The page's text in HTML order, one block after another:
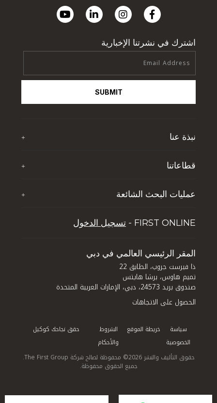
اشترك في نشرتنا الإخبارية
SUBMIT
نبذة عنا +
آخر الأخبار
الوظائف
قطاعاتنا +
تي إف جي جلوبال سوليوشنز
إدارة الأصول
عمليات البحث الشائعة +
نصائح للاستثمار العقاري في دبي
قطاعي العقارات والفنادق في المدينة
FIRST ONLINE - تسجيل الدخول
المقر الرئيسي العالمي في دبي
ذا فيرست جروب، الطابق 22
تميم هاوس، برشا هايتس
صندوق بريد 24573، دبي، الإمارات العربية المتحدة
الحصول على الاتجاهات
سياسة
الخصوصية
خريطة الموقع
الشروط
والأحكام
حقق نجاحك كوكيل
حقوق التأليف والنشر 2026© محفوظة لصالح شركة The First Group.
جميع الحقوق محفوظة.